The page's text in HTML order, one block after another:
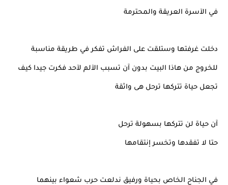
في الآسرة العريقة والمحترمة
دخلت غرفتها وستلقت على الفراش تفكر في طريقة مناسبة
للخروج من هاذا البيت بدون آن تسبب الآلم لآحد فكرت جيدا كيف
تجعل حياة تتركها ترحل هى واثقة
آن حياة لن تتركها بسهولة ترحل
حتا لا تفقدها وتخسر إنتقامها
في الجناح الخاص بحياة ورفيق ندلعت حرب شعواء بينهما